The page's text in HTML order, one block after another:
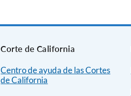
Corte de California
Centro de ayuda de las Cortes
de California